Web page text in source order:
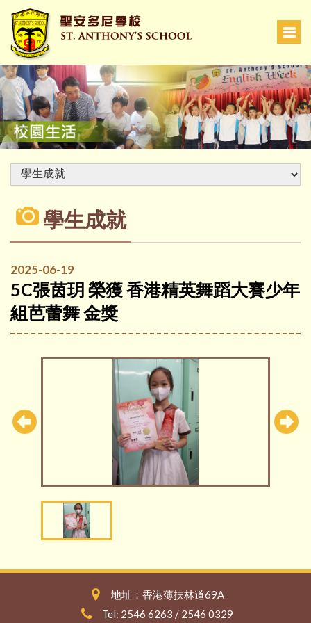
學生成就
2025-06-19
5C張茵玥 榮獲 香港精英舞蹈大賽少年
組芭蕾舞 金獎
地址：香港薄扶林道69A
Tel: 2546 6263 / 2546 0329